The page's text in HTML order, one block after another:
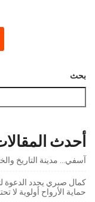
بحث
أحدث
كمال صبري يجدد الدعوة